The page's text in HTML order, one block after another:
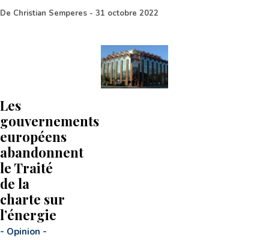
De Christian Semperes - 31 octobre 2022
Les
gouvernements
européens
abandonnent
le Traité
de la
charte sur
l’énergie
- Opinion -